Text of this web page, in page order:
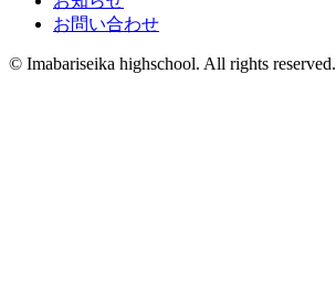
お問い合わせ
©️ Imabariseika highschool. All rights reserved.